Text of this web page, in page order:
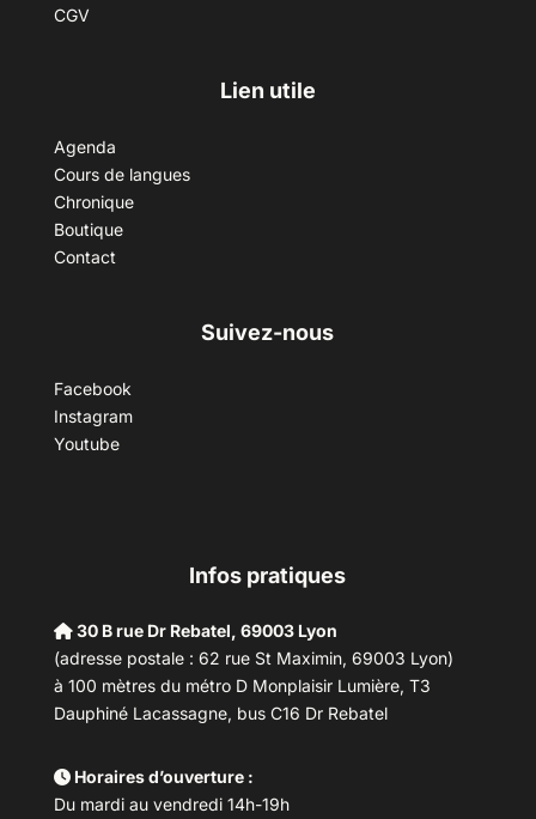
CGV
Lien utile
Agenda
Cours de langues
Chronique
Boutique
Contact
Suivez-nous
Facebook
Instagram
Youtube
Infos pratiques
30 B rue Dr Rebatel, 69003 Lyon
(adresse postale : 62 rue St Maximin, 69003 Lyon)
à 100 mètres du métro D Monplaisir Lumière, T3
Dauphiné Lacassagne, bus C16 Dr Rebatel
Horaires d’ouverture :
Du mardi au vendredi 14h-19h